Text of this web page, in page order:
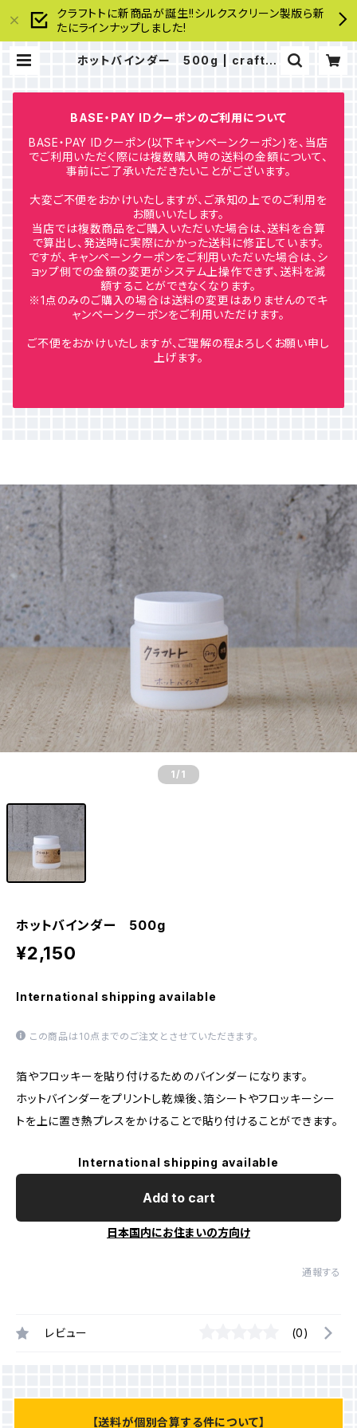
クラフトトに新商品が誕生!!シルクスクリーン製版ら新
たにラインナップしました!
ホットバインダー 500g | craftot
BASE・PAY IDクーポンのご利用について
BASE・PAY IDクーポン(以下キャンペーンクーポン)を、当店
でご利用いただく際には複数購入時の送料の金額について、
事前にご了承いただきたいことがございます。
大変ご不便をおかけいたしますが、ご承知の上でのご利用を
お願いいたします。
当店では複数商品をご購入いただいた場合は、送料を合算
で算出し、発送時に実際にかかった送料に修正しています。
ですが、キャンペーンクーポンをご利用いただいた場合は、シ
ョップ側での金額の変更がシステム上操作できず、送料を減
額することができなくなります。
※1点のみのご購入の場合は送料の変更はありませんのでキ
ャンペーンクーポンをご利用いただけます。
ご不便をおかけいたしますが、ご理解の程よろしくお願い申し
上げます。
1 /1
ホットバインダー 500g
¥2,150
International shipping available
この商品は10点までのご注文とさせていただきます。
箔やフロッキーを貼り付けるためのバインダーになります。
ホットバインダーをプリントし乾燥後、箔シートやフロッキーシー
トを上に置き熱プレスをかけることで貼り付けることができます。
International shipping available
Add to cart
日本国内にお住まいの方向け
通報する
レビュー (0)
【送料が個別合算する件について】